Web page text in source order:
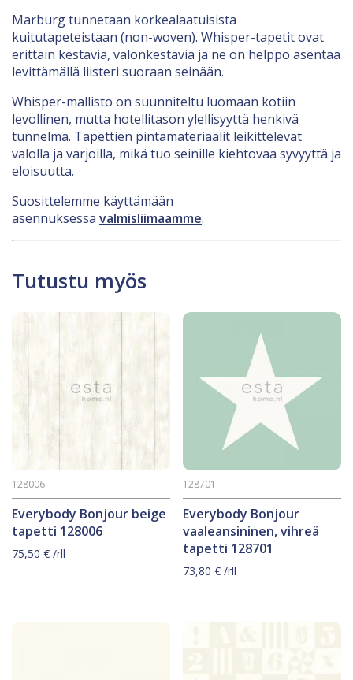
Marburg tunnetaan korkealaatuisista
kuitutapeteistaan (non-woven). Whisper-tapetit ovat
erittäin kestäviä, valonkestäviä ja ne on helppo asentaa
levittämällä liisteri suoraan seinään.
Whisper-mallisto on suunniteltu luomaan kotiin
levollinen, mutta hotellitason ylellisyyttä henkivä
tunnelma. Tapettien pintamateriaalit leikittelevät
valolla ja varjoilla, mikä tuo seinille kiehtovaa syvyyttä ja
eloisuutta.
Suosittelemme käyttämään
asennuksessa valmisliimaamme.
Tutustu myös
Everybody Bonjour beige
tapetti 128006
128006
75,50 € /rll
Everybody Bonjour
vaaleansininen, vihreä
tapetti 128701
128701
73,80€ /rll